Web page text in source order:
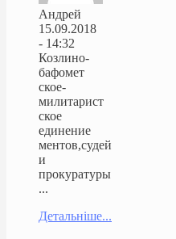
Андрей
15.09.2018
- 14:32
Козлино-
бафомет
ское-
милитарист
ское
единение
ментов,судей
и
прокуратуры
...
Детальніше...